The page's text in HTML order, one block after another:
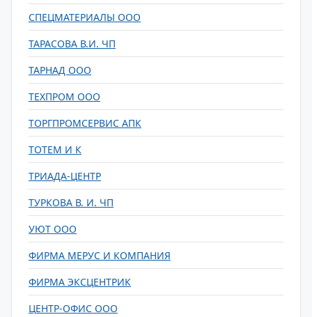
СПЕЦМАТЕРИАЛЫ ООО
ТАРАСОВА В.И. ЧП
ТАРНАД ООО
ТЕХПРОМ ООО
ТОРГПРОМСЕРВИС АПК
ТОТЕМ И К
ТРИАДА-ЦЕНТР
ТУРКОВА В. И. ЧП
УЮТ ООО
ФИРМА МЕРУС И КОМПАНИЯ
ФИРМА ЭКСЦЕНТРИК
ЦЕНТР-ОФИС ООО